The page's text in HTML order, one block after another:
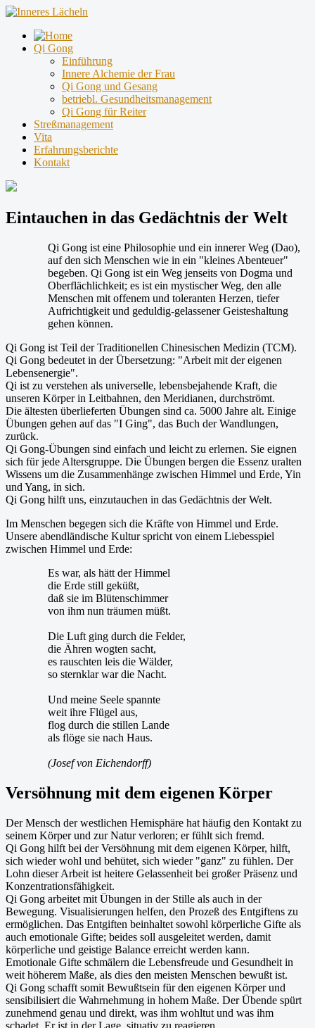
Qi Gong
Einführung
Innere Alchemie der Frau
Qi Gong und Gesang
betriebl. Gesundheitsmanagement
Qi Gong für Reiter
Streßmanagement
Vita
Erfahrungsberichte
Kontakt
Eintauchen in das Gedächtnis der Welt
Qi Gong ist eine Philosophie und ein innerer Weg (Dao),
auf den sich Menschen wie in ein "kleines Abenteuer"
begeben. Qi Gong ist ein Weg jenseits von Dogma und
Oberflächlichkeit; es ist ein mystischer Weg, den alle
Menschen mit offenem und toleranten Herzen, tiefer
Aufrichtigkeit und geduldig-gelassener Geisteshaltung
gehen können.
Qi Gong ist Teil der Traditionellen Chinesischen Medizin (TCM).
Qi Gong bedeutet in der Übersetzung: "Arbeit mit der eigenen
Lebensenergie".
Qi ist zu verstehen als universelle, lebensbejahende Kraft, die
unseren Körper in Leitbahnen, den Meridianen, durchströmt.
Die ältesten überlieferten Übungen sind ca. 5000 Jahre alt. Einige
Übungen gehen auf das "I Ging", das Buch der Wandlungen,
zurück.
Qi Gong-Übungen sind einfach und leicht zu erlernen. Sie eignen
sich für jede Altersgruppe. Die Übungen bergen die Essenz uralten
Wissens um die Zusammenhänge zwischen Himmel und Erde, Yin
und Yang, in sich.
Qi Gong hilft uns, einzutauchen in das Gedächtnis der Welt.
Im Menschen begegen sich die Kräfte von Himmel und Erde.
Unsere abendländische Kultur spricht von einem Liebesspiel
zwischen Himmel und Erde:
Es war, als hätt der Himmel
die Erde still geküßt,
daß sie im Blütenschimmer
von ihm nun träumen müßt.
Die Luft ging durch die Felder,
die Ähren wogten sacht,
es rauschten leis die Wälder,
so sternklar war die Nacht.
Und meine Seele spannte
weit ihre Flügel aus,
flog durch die stillen Lande
als flöge sie nach Haus.
(Josef von Eichendorff)
Versöhnung mit dem eigenen Körper
Der Mensch der westlichen Hemisphäre hat häufig den Kontakt zu
seinem Körper und zur Natur verloren; er fühlt sich fremd.
Qi Gong hilft bei der Versöhnung mit dem eigenen Körper, hilft,
sich wieder wohl und behütet, sich wieder "ganz" zu fühlen. Der
Lohn dieser Arbeit ist heitere Gelassenheit bei großer Präsenz und
Konzentrationsfähigkeit.
Qi Gong arbeitet mit Übungen in der Stille als auch in der
Bewegung. Visualisierungen helfen, den Prozeß des Entgiftens zu
ermöglichen. Das Entgiften beinhaltet sowohl körperliche Gifte als
auch emotionale Gifte; beides soll ausgeleitet werden, damit
körperliche und geistige Balance erreicht werden kann.
Emotionale Gifte schmälern die Lebensfreude und Gesundheit in
weit höherem Maße, als dies den meisten Menschen bewußt ist.
Qi Gong schafft somit Bewußtsein für den eigenen Körper und
sensibilisiert die Wahrnehmung in hohem Maße. Der Übende spürt
zunehmend genau und direkt, was ihm wohltut und was ihm
schadet. Er ist in der Lage, situativ zu reagieren.